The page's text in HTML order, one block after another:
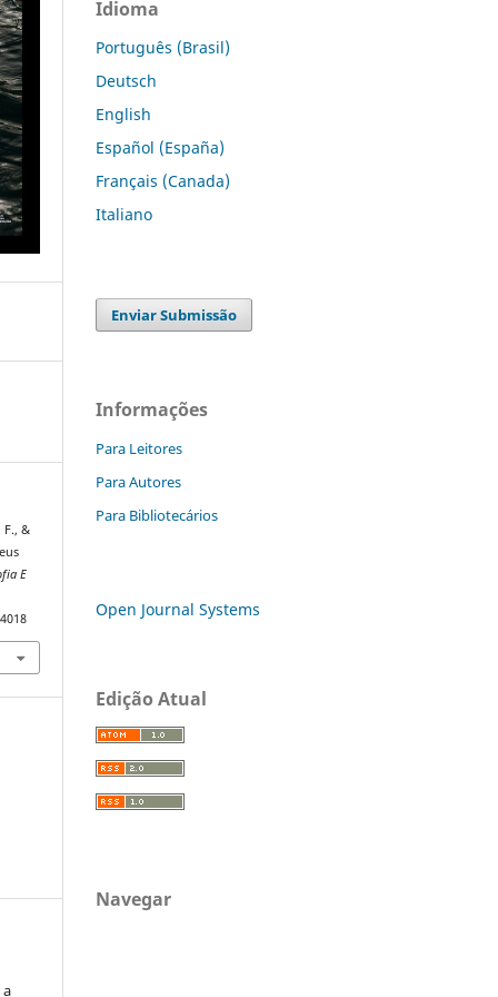
F., &
E
Idioma
Português (Brasil)
Deutsch
English
Español (España)
Français (Canada)
Italiano
Enviar Submissão
Informações
Para Leitores
Para Autores
Para Bibliotecários
Open Journal Systems
Edição Atual
Navegar